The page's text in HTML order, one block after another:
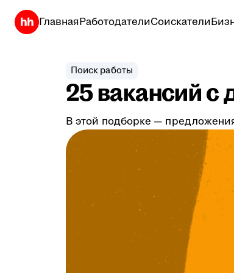
ГлавнаяРаботодателиСоискатели
Поиск работы
25 вакансий
В этой подборке —